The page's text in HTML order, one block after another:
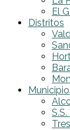
El
Distritos